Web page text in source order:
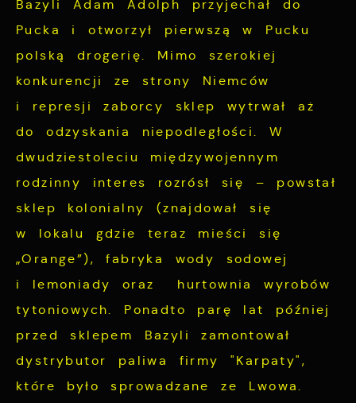
Bazyli Adam Adolph przyjechał do
Pucka i otworzył pierwszą w Pucku
polską drogerię. Mimo szerokiej
konkurencji ze strony Niemców
i represji zaborcy sklep wytrwał aż
do odzyskania niepodległości. W
dwudziestoleciu międzywojennym
rodzinny interes rozrósł się – powstał
sklep kolonialny (znajdował się
w lokalu gdzie teraz mieści się
„Orange”), fabryka wody sodowej
i lemoniady oraz hurtownia wyrobów
tytoniowych. Ponadto parę lat później
przed sklepem Bazyli zamontował
dystrybutor paliwa firmy "Karpaty",
które było sprowadzane ze Lwowa.
funkcjonalne i personalizacyjne pliki
cookies gwarantuje dostępność większej
rozwijać się i dostosowywać do Twoich
potrzeb.
Cookies analityczne pozwalają na uzyskanie
informacji w zakresie wykorzystywania
witryny internetowej, miejsca oraz
ocenę naszych serwisów internetowych pod
względem ich popularności wśród
użytkowników. Zgromadzone informacje są
przetwarzane w formie zanonimizowanej.
Wyrażenie zgody na analityczne pliki
Więcej
Dzięki reklamowym plikom cookies
aktualności na stronach naszych partnerów.
Promocyjne pliki cookies służą do
prezentowania Ci naszych komunikatów na
podstawie analizy Twoich upodobań oraz
Twoich zwyczajów dotyczących przeglądanej
witryny internetowej. Treści promocyjne
mogą pojawić się na stronach podmiotów
partnerami oraz innych dostawców usług.
Firmy te działają w charakterze
Więcej